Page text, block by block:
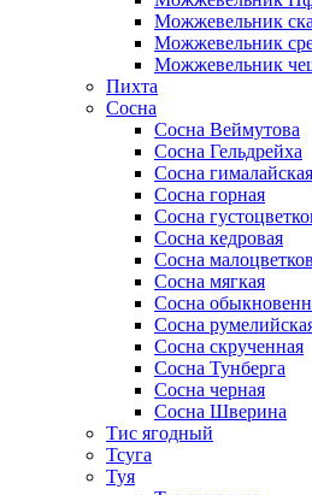
Можжевельник
Можжевельник
Можжевельник
Пихта
Сосна
Сосна Веймутова
Сосна Гельдрейха
Сосна гималайская
Сосна горная
Сосна
Сосна кедровая
Сосна
Сосна мягкая
Сосна
Сосна
Сосна скрученная
Сосна Тунберга
Сосна черная
Сосна Шверина
Тис ягодный
Тсуга
Туя